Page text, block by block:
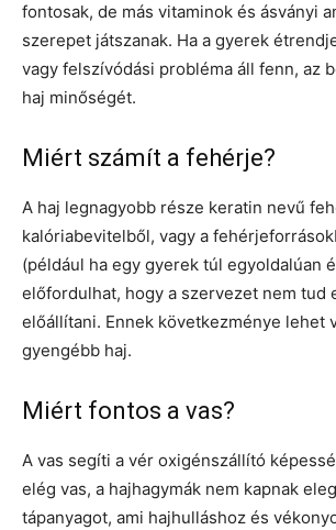
fontosak, de más vitaminok és ásványi
szerepet játszanak. Ha a gyerek
vagy felszívódási probléma áll fenn, az
haj minőségét.
Miért számít a fehérje?
A haj legnagyobb része keratin nevű
kalóriabevitelből, vagy a
(például ha egy gyerek túl egyoldalúan
előfordulhat, hogy a szervezet nem tud
előállítani. Ennek következménye lehet
gyengébb haj.
Miért fontos a vas?
A vas segíti a vér oxigénszállító
elég vas, a hajhagymák nem kapnak
tápanyagot, ami hajhulláshoz és